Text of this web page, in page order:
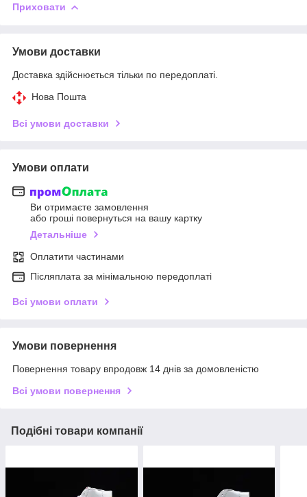
Приховати
Умови доставки
Доставка здійснюється тільки по передоплаті.
Нова Пошта
Всі умови доставки
Умови оплати
Ви отримаєте замовлення
або гроші повернуться на вашу картку
Детальніше
Оплатити частинами
Післяплата за мінімальною передоплаті
Всі умови оплати
Умови повернення
Повернення товару впродовж 14 днів за домовленістю
Всі умови повернення
Подібні товари компанії